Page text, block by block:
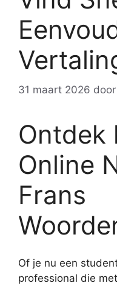
31 maart 2026 door
Ontdek
Online
Frans
Of je nu een
professional die